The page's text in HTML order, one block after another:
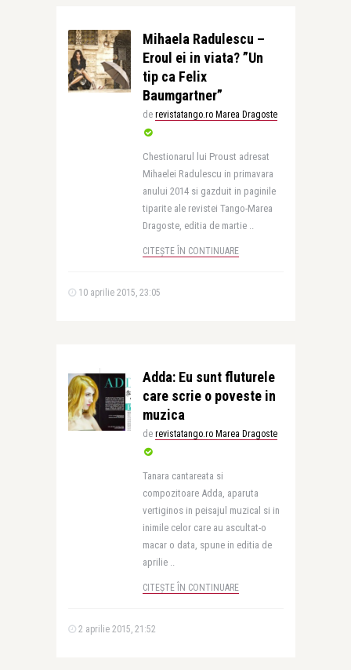
Mihaela Radulescu –
Eroul ei in viata? ”Un
tip ca Felix
Baumgartner”
de revistatango.ro Marea Dragoste
Chestionarul lui Proust adresat
Mihaelei Radulescu in primavara
anului 2014 si gazduit in paginile
tiparite ale revistei Tango-Marea
Dragoste, editia de martie ..
CITEȘTE ÎN CONTINUARE
10 aprilie 2015, 23:05
Adda: Eu sunt fluturele
care scrie o poveste in
muzica
de revistatango.ro Marea Dragoste
Tanara cantareata si
compozitoare Adda, aparuta
vertiginos in peisajul muzical si in
inimile celor care au ascultat-o
macar o data, spune in editia de
aprilie ..
CITEȘTE ÎN CONTINUARE
2 aprilie 2015, 21:52